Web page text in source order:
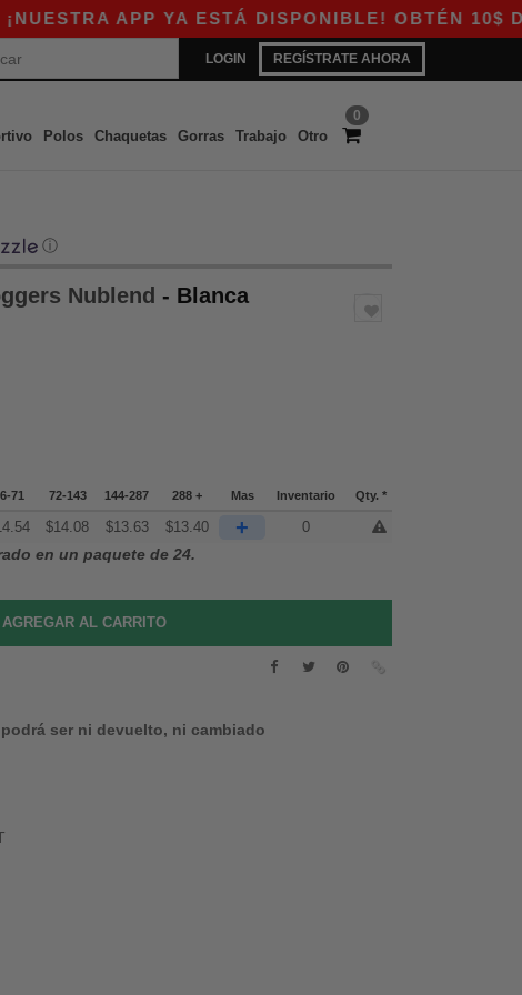
APP YA ESTÁ DISPONIBLE! OBTÉN 10$ DE
LOGIN REGÍSTRATE AHORA
0
Polos Chaquetas Gorras Trabajo Otro
ⓘ
Nublend - Blanca
71 72-143 144-287 288 + Mas Inventario Qty. *
$14.08 $13.63 $13.40 + 0
en un paquete de 24.
ser ni devuelto, ni cambiado